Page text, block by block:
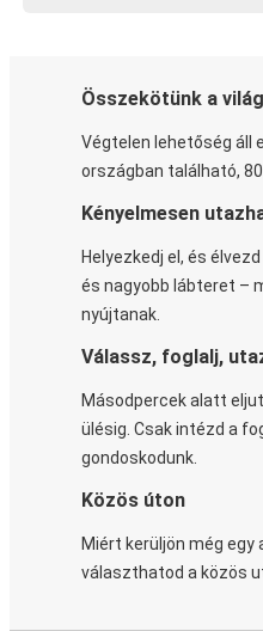
Összekötünk a
Végtelen lehetőség áll
országban található,
Kényelmesen
Helyezkedj el, és
és nagyobb lábteret –
nyújtanak.
Válassz, foglalj,
Másodpercek alatt
ülésig. Csak intézd a
gondoskodunk.
Közös úton
Miért kerüljön még
választhatod a közös